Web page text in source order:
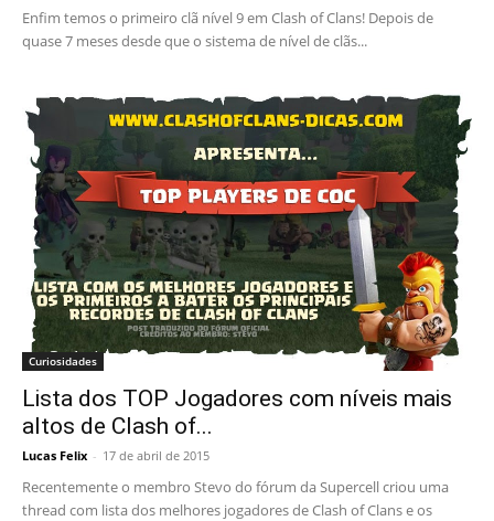
Enfim temos o primeiro clã nível 9 em Clash of Clans! Depois de
quase 7 meses desde que o sistema de nível de clãs...
Curiosidades
Lista dos TOP Jogadores com níveis mais
altos de Clash of...
Lucas Felix - 17 de abril de 2015
Recentemente o membro Stevo do fórum da Supercell criou uma
thread com lista dos melhores jogadores de Clash of Clans e os